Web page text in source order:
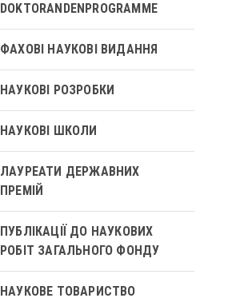
DOKTORANDENPROGRAMME
ФАХОВІ НАУКОВІ ВИДАННЯ
НАУКОВІ РОЗРОБКИ
НАУКОВІ ШКОЛИ
ЛАУРЕАТИ ДЕРЖАВНИХ
ПРЕМІЙ
ПУБЛІКАЦІЇ ДО НАУКОВИХ
РОБІТ ЗАГАЛЬНОГО ФОНДУ
НАУКОВЕ ТОВАРИСТВО